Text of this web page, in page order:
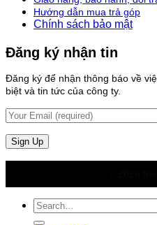
Hướng dẫn mua trả góp
Chính sách bảo mật
Đăng ký nhận tin
Đăng ký để nhận thông báo về
biệt và tin tức của công ty.
Search
for: